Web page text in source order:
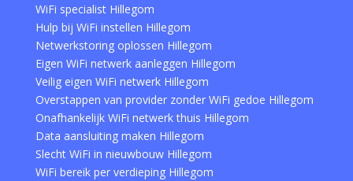
WiFi specialist Hillegom
Hulp bij WiFi instellen Hillegom
Netwerkstoring oplossen Hillegom
Eigen WiFi netwerk aanleggen Hillegom
Veilig eigen WiFi netwerk Hillegom
Overstappen van provider zonder WiFi gedoe Hillegom
Onafhankelijk WiFi netwerk thuis Hillegom
Data aansluiting maken Hillegom
Slecht WiFi in nieuwbouw Hillegom
WiFi bereik per verdieping Hillegom